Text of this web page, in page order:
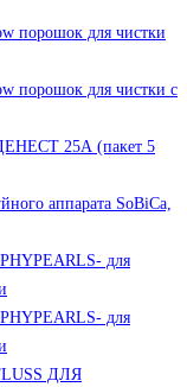
для чистки
для чистки с
25А (пакет 5
аппарата SoBiCa,
для
для
ДЛЯ